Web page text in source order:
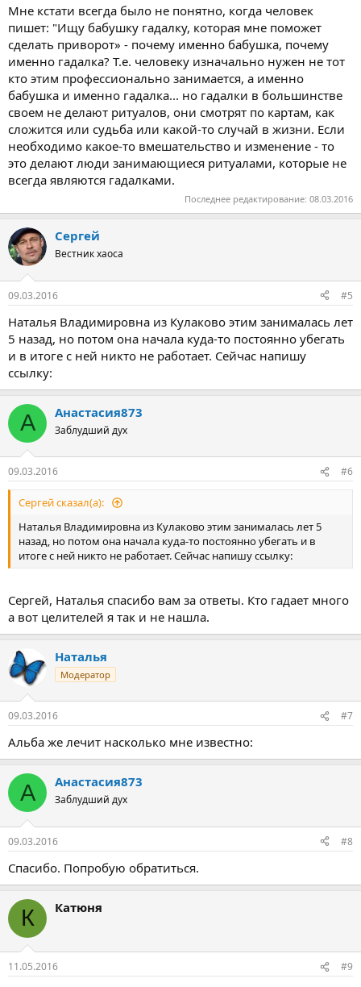
Мне кстати всегда было не понятно, когда человек
пишет: "Ищу бабушку гадалку, которая мне поможет
сделать приворот» - почему именно бабушка, почему
именно гадалка? Т.е. человеку изначально нужен не тот
кто этим профессионально занимается, а именно
бабушка и именно гадалка... но гадалки в большинстве
своем не делают ритуалов, они смотрят по картам, как
сложится или судьба или какой-то случай в жизни. Если
необходимо какое-то вмешательство и изменение - то
это делают люди занимающиеся ритуалами, которые не
всегда являются гадалками.
Последнее редактирование: 08.03.2016
Сергей
Вестник хаоса
09.03.2016 #5
Наталья Владимировна из Кулаково этим занималась лет
5 назад, но потом она начала куда-то постоянно убегать
и в итоге с ней никто не работает. Сейчас напишу
ссылку:
А Анастасия873
Заблудший дух
09.03.2016 #6
Сергей сказал(а):
Наталья Владимировна из Кулаково этим занималась лет 5
назад, но потом она начала куда-то постоянно убегать и в
итоге с ней никто не работает. Сейчас напишу ссылку:
Cергей, Наталья спасибо вам за ответы. Кто гадает много
а вот целителей я так и не нашла.
Наталья
Модератор
09.03.2016 #7
Альба же лечит насколько мне известно:
А Анастасия873
Заблудший дух
09.03.2016 #8
Спасибо. Попробую обратиться.
К Катюня
11.05.2016 #9